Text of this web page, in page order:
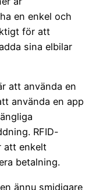
en enkel och
för att
sina elbilar
att använda en
använda en app
RFID-
att enkelt
betalning.
ännu smidigare